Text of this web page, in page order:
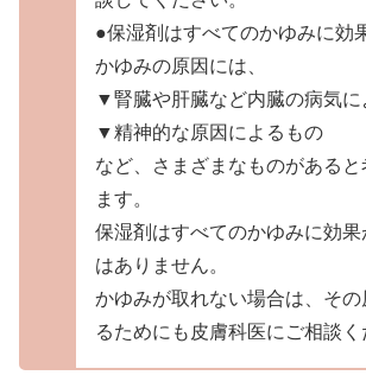
●保湿剤はすべてのかゆみに効
かゆみの原因には、
▼腎臓や肝臓など内臓の病気に
▼精神的な原因によるもの
など、さまざまなものがある
ます。
保湿剤はすべてのかゆみに効
はありません。
かゆみが取れない場合は、そ
るためにも皮膚科医にご相談く